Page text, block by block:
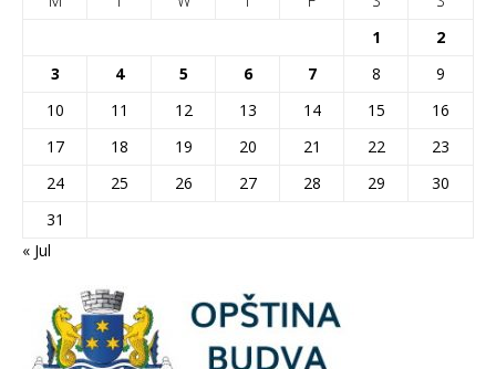
1
2
3
4 5 6 7 8
9
10
11 12 13 14 15
16
17
18 19 20 21 22
23
24
25 26 27 28 29
30
31
« Jul